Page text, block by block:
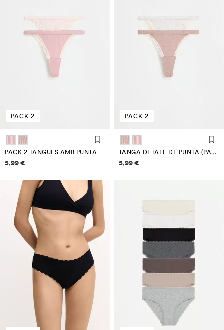
PACK 2
PACK 2 TANGUES AMB PUNTA
Informació de preus
5,99 €
PACK 2
TANGA DETALL DE PUNTA (PACK 2)
Informació de preus
5,99 €